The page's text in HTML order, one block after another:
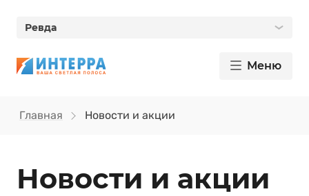
Ревда
Меню
Главная Новости и акции
Новости и акции